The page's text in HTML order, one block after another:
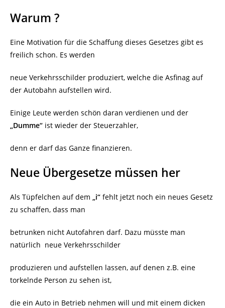
Warum ?
Eine Motivation für die Schaffung dieses Gesetzes gibt es
freilich schon. Es werden
neue Verkehrsschilder produziert, welche die Asfinag auf
der Autobahn aufstellen wird.
Einige Leute werden schön daran verdienen und der
„Dumme“ ist wieder der Steuerzahler,
denn er darf das Ganze finanzieren.
Neue Übergesetze müssen her
Als Tüpfelchen auf dem „i“ fehlt jetzt noch ein neues Gesetz
zu schaffen, dass man
betrunken nicht Autofahren darf. Dazu müsste man
natürlich neue Verkehrsschilder
produzieren und aufstellen lassen, auf denen z.B. eine
torkelnde Person zu sehen ist,
die ein Auto in Betrieb nehmen will und mit einem dicken